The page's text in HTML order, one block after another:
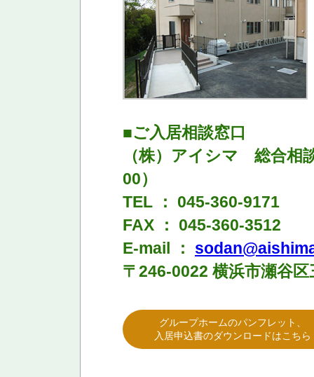
■ご入居相談窓口
（株）アイシマ 総合
00）
TEL ： 045-360-9171
FAX ： 045-360-3512
E-mail ：
〒246-0022 横浜市瀬谷
グループホームのパンフレット、
入居申込書のダウンロードはこちら